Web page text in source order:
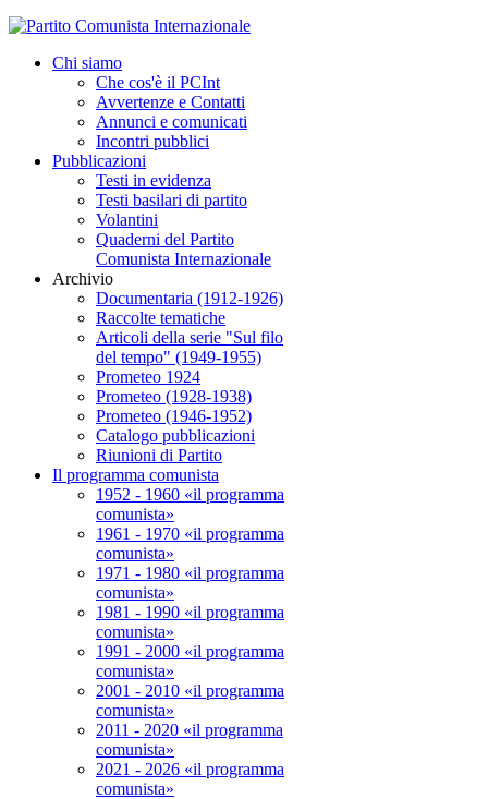
Chi siamo
Che cos'è il PCInt
Avvertenze e Contatti
Annunci e comunicati
Incontri pubblici
Pubblicazioni
Testi in evidenza
Testi basilari di partito
Volantini
Quaderni del Partito
Comunista Internazionale
Archivio
Documentaria (1912-1926)
Raccolte tematiche
Articoli della serie "Sul filo
del tempo" (1949-1955)
Prometeo 1924
Prometeo (1928-1938)
Prometeo (1946-1952)
Catalogo pubblicazioni
Riunioni di Partito
Il programma comunista
1952 - 1960 «il programma
comunista»
1961 - 1970 «il programma
comunista»
1971 - 1980 «il programma
comunista»
1981 - 1990 «il programma
comunista»
1991 - 2000 «il programma
comunista»
2001 - 2010 «il programma
comunista»
2011 - 2020 «il programma
comunista»
2021 - 2026 «il programma
comunista»